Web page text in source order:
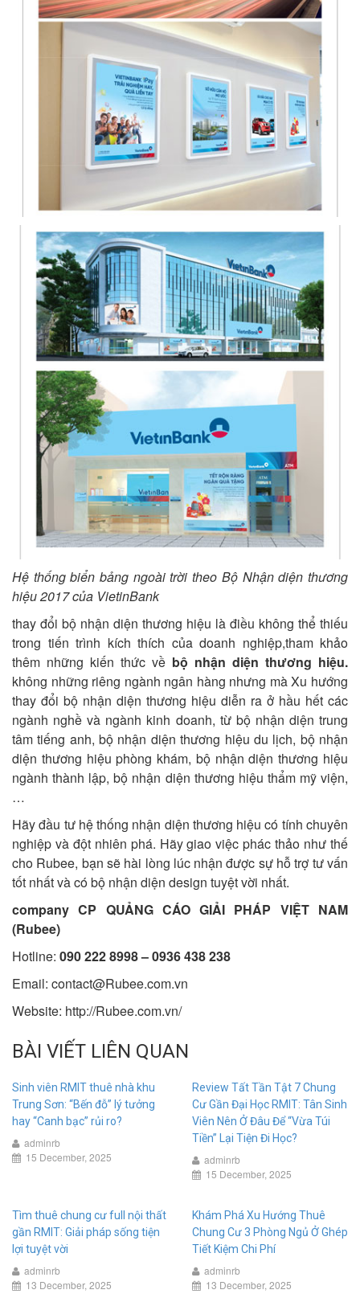
Hệ thống biển bảng ngoài trời theo Bộ Nhận diện thương
hiệu 2017 của VietinBank
thay đổi bộ nhận diện thương hiệu là điều không thể thiếu
trong tiến trình kích thích của doanh nghiệp,tham khảo
thêm những kiến thức về bộ nhận diện thương hiệu.
không những riêng ngành ngân hàng nhưng mà Xu hướng
thay đổi bộ nhận diện thương hiệu diễn ra ở hầu hết các
ngành nghề và ngành kinh doanh, từ bộ nhận diện trung
tâm tiếng anh,bộ nhận diện thương hiệu du lịch, bộ nhận
diện thương hiệu phòng khám, bộ nhận diện thương hiệu
ngành thành lập,bộ nhận diện thương hiệu thẩm mỹ viện,
…
Hãy đầu tư hệ thống nhận diện thương hiệu có tính chuyên
nghiệp và đột nhiên phá. Hãy giao việc phác thảo như thế
cho Rubee, bạn sẽ hài lòng lúc nhận được sự hỗ trợ tư vấn
tốt nhất và có bộ nhận diện design tuyệt vời nhất.
company CP QUẢNG CÁO GIẢI PHÁP VIỆT NAM
(Rubee)
Hotline: 090 222 8998 – 0936 438 238
Email: contact@Rubee.com.vn
Website: http://Rubee.com.vn/
BÀI VIẾT LIÊN QUAN
Sinh viên RMIT thuê nhà khu
Trung Sơn: “Bến đỗ” lý tưởng
hay “Canh bạc” rủi ro?
adminrb
15 December, 2025
Review Tất Tần Tật 7 Chung
Cư Gần Đại Học RMIT: Tân Sinh
Viên Nên Ở Đâu Để “Vừa Túi
Tiền” Lại Tiện Đi Học?
adminrb
15 December, 2025
Tìm thuê chung cư full nội thất
gần RMIT: Giải pháp sống tiện
lợi tuyệt vời
adminrb
13 December, 2025
Khám Phá Xu Hướng Thuê
Chung Cư 3 Phòng Ngủ Ở Ghép
Tiết Kiệm Chi Phí
adminrb
13 December, 2025